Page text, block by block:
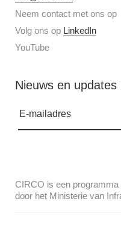
Neem contact met ons op
Volg ons op LinkedIn
YouTube
Nieuws en updates
CIRCO is een
door het Ministerie van